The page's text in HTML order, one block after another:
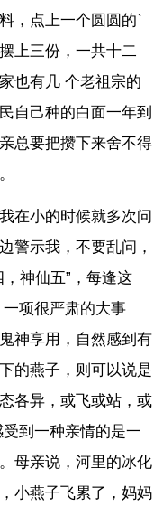
，点上一个圆圆的`
上三份，一共十二
也有几 个老祖宗的
自己种的白面一年到
总要把攒下来舍不得
在小的时候就多次问
警示我，不要乱问，
神仙五”，每逢这
项很严肃的大事
神享用，自然感到有
的燕子，则可以说是
各异，或飞或站，或
到一种亲情的是一
母亲说，河里的冰化
小燕子飞累了，妈妈